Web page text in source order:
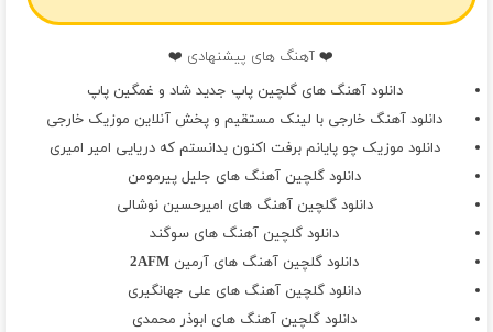
❤️ آهنگ های پیشنهادی ❤️
دانلود آهنگ های گلچین پاپ جدید شاد و غمگین پاپ
دانلود آهنگ خارجی با لینک مستقیم و پخش آنلاین موزیک خارجی
دانلود موزیک چو پایانم برفت اکنون بدانستم که دریایی امیر امیری
دانلود گلچین آهنگ های جلیل پیرمومن
دانلود گلچین آهنگ های امیرحسین نوشالی
دانلود گلچین آهنگ های سوگند
دانلود گلچین آهنگ های آرمین 2AFM
دانلود گلچین آهنگ های علی جهانگیری
دانلود گلچین آهنگ های ابوذر محمدی